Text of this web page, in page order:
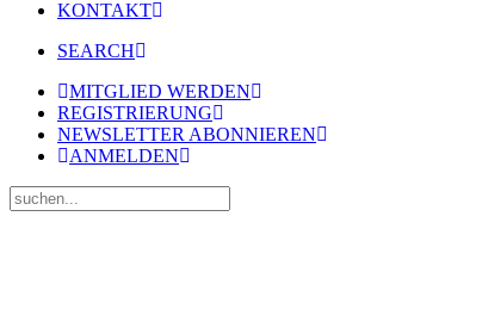
KONTAKT
SEARCH
MITGLIED WERDEN
REGISTRIERUNG
NEWSLETTER ABONNIEREN
ANMELDEN